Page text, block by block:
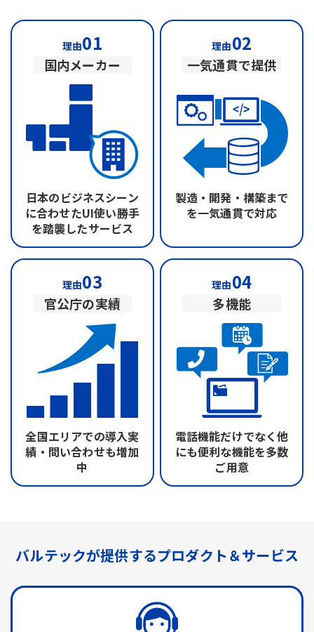
理由01
国内メーカー
日本のビジネスシーン
に合わせたUI使い勝手
を踏襲したサービス
理由02
一気通貫で提供
製造・開発・構築まで
を一気通貫で対応
理由03
官公庁の実績
全国エリアでの導入実
績・問い合わせも増加
中
理由04
多機能
電話機能だけでなく他
にも便利な機能を多数
ご用意
バルテックが提供するプロダクト＆サービス